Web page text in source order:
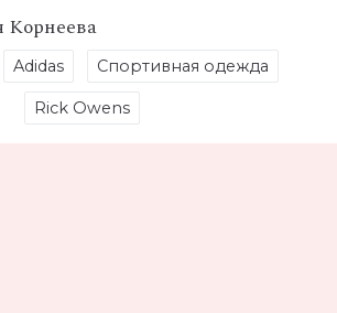
Корнеева
Adidas Спортивная одежда
Rick Owens